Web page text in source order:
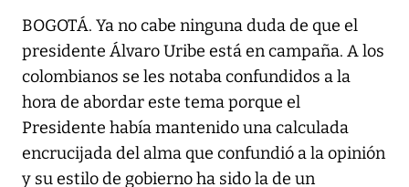
BOGOTÁ. Ya no cabe ninguna duda de que el
presidente Álvaro Uribe está en campaña. A los
colombianos se les notaba confundidos a la
hora de abordar este tema porque el
Presidente había mantenido una calculada
encrucijada del alma que confundió a la opinión
y su estilo de gobierno ha sido la de un